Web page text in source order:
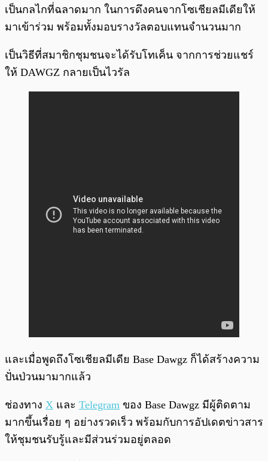
เป็นกลไกที่ฉลาดมาก ในการดึงคนจากโซเชียลมีเดียให้
มาเข้าร่วม พร้อมทั้งมอบรางวัลตอบแทนจำนวนมาก
เป็นวิธีที่สมาชิกชุมชนจะได้รับโทเค็น จากการช่วยแชร์
ให้ DAWGZ กลายเป็นไวรัล
และเมื่อพูดถึงโซเชียลมีเดีย Base Dawgz ก็ได้สร้างความ
ปั่นป่วนมามากแล้ว
ช่องทาง X และ Telegram ของ Base Dawgz มีผู้ติดตาม
มากขึ้นเรื่อย ๆ อย่างรวดเร็ว พร้อมกับการอัปเดตข่าวสาร
ให้ชุมชนรับรู้และมีส่วนร่วมอยู่ตลอด